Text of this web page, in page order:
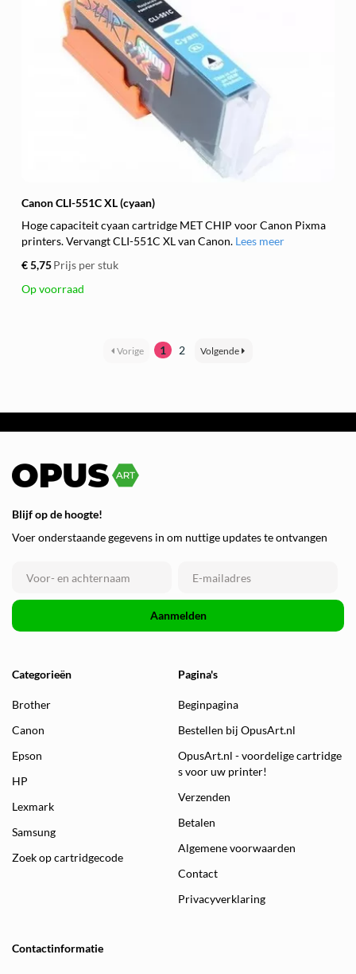
Canon CLI-551C XL (cyaan)
Hoge capaciteit cyaan cartridge MET CHIP voor Canon Pixma
printers. Vervangt CLI-551C XL van Canon. Lees meer
€ 5,75Prijs per stuk
Op voorraad
Vorige 1 2 Volgende
Blijf op de hoogte!
Voer onderstaande gegevens in om nuttige updates te ontvangen
Aanmelden
Categorieën
Brother
Canon
Epson
HP
Lexmark
Samsung
Zoek op cartridgecode
Pagina's
Beginpagina
Bestellen bij OpusArt.nl
OpusArt.nl - voordelige cartridge
s voor uw printer!
Verzenden
Betalen
Algemene voorwaarden
Contact
Privacyverklaring
Contactinformatie